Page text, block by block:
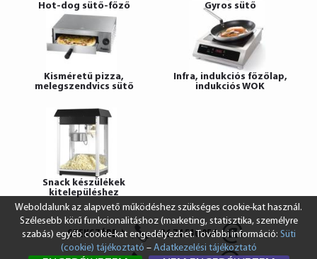
SZEKSZÁRD +36 74 510 054
Hot-dog sütő-főző Gyros sütő
Kisméretű pizza,
melegszendvics sütő
Infra, indukciós főzőlap,
indukciós WOK
Snack készülékek
kitelepüléshez
Weboldalunk az alapvető működéshez szükséges cookie-kat használ.
Szélesebb körű funkcionalitáshoz (marketing, statisztika, személyre
szabás) egyéb cookie-kat engedélyezhet. További információ: Süti
(cookie) tájékoztató – Adatkezelési tájékoztató